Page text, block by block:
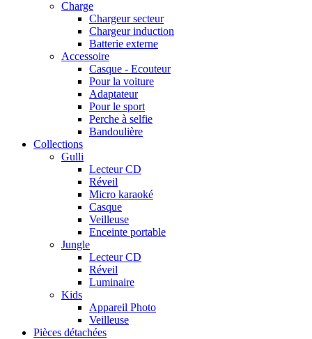
Charge
Chargeur secteur
Chargeur induction
Batterie externe
Accessoire
Casque - Ecouteur
Pour la voiture
Adaptateur
Pour le sport
Perche à selfie
Bandoulière
Collections
Gulli
Lecteur CD
Réveil
Micro karaoké
Casque
Veilleuse
Enceinte portable
Jungle
Lecteur CD
Réveil
Luminaire
Kids
Appareil Photo
Veilleuse
Pièces détachées